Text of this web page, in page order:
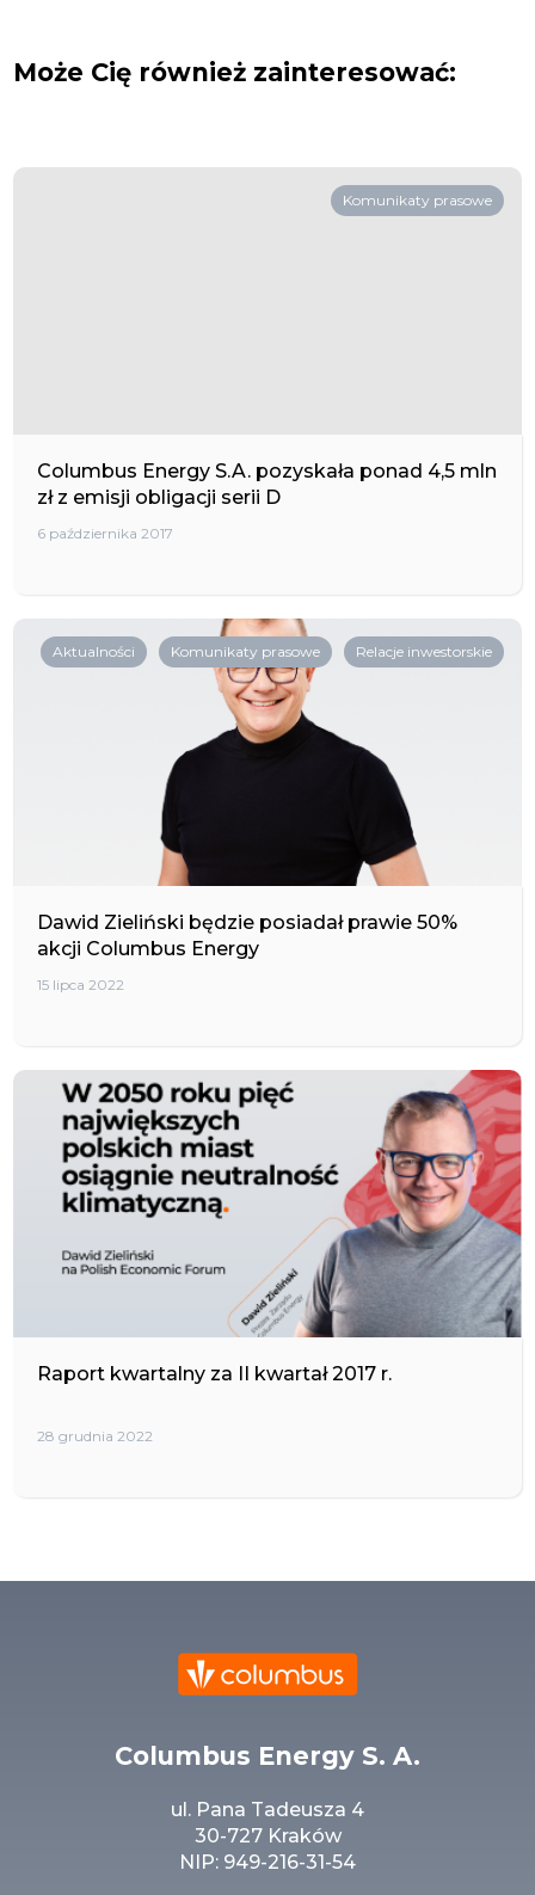
Może Cię również zainteresować:
Komunikaty prasowe
Columbus Energy S.A. pozyskała ponad 4,5 mln
zł z emisji obligacji serii D
6 października 2017
Aktualności Komunikaty prasowe Relacje inwestorskie
Dawid Zieliński będzie posiadał prawie 50%
akcji Columbus Energy
15 lipca 2022
Raport kwartalny za II kwartał 2017 r.
28 grudnia 2022
Columbus Energy S. A.
ul. Pana Tadeusza 4
30-727 Kraków
NIP: 949-216-31-54